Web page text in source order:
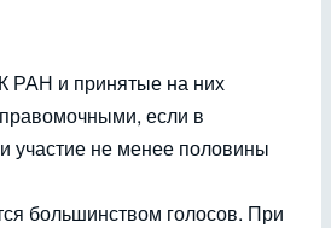
РАН и принятые на них
если в
участие не менее половины
большинством голосов. При